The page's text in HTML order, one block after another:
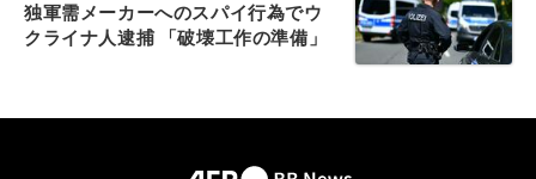
独軍需メーカーへのスパイ行為でウ
クライナ人逮捕 「破壊工作の準備」